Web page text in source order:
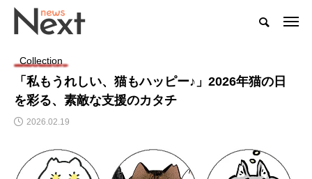
Collection
「私もうれしい、猫もハッピー♪」2026年猫の日
を彩る、素敵な支援のカタチ
2026.02.19